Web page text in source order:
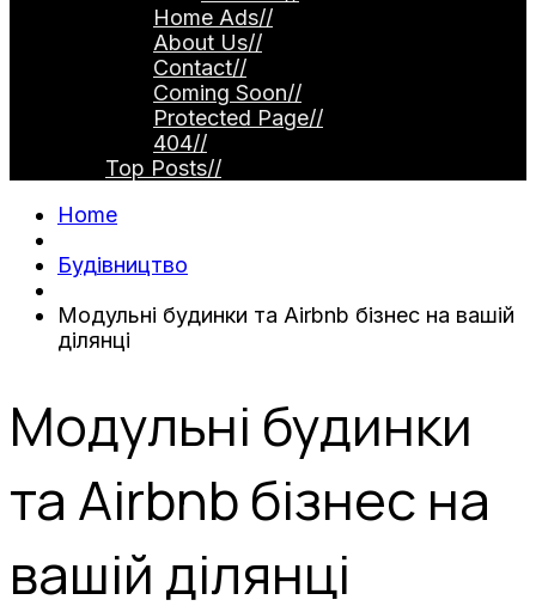
Home Ads//
About Us//
Contact//
Coming Soon//
Protected Page//
404//
Top Posts//
Home
Будівництво
Модульні будинки та Airbnb бізнес на вашій
ділянці
Модульні будинки
та Airbnb бізнес на
вашій ділянці